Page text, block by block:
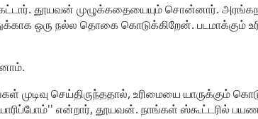
தூயவன் முழுக்கதையையும் சொன்னார்.
ஒரு நல்ல தொகை கொடுக்கிறேன். படமாக்கும்
செய்திருந்ததால், உரிமையை யாருக்கும்
என்றார், தூயவன். நாங்கள் ஸ்கூட்டரில்